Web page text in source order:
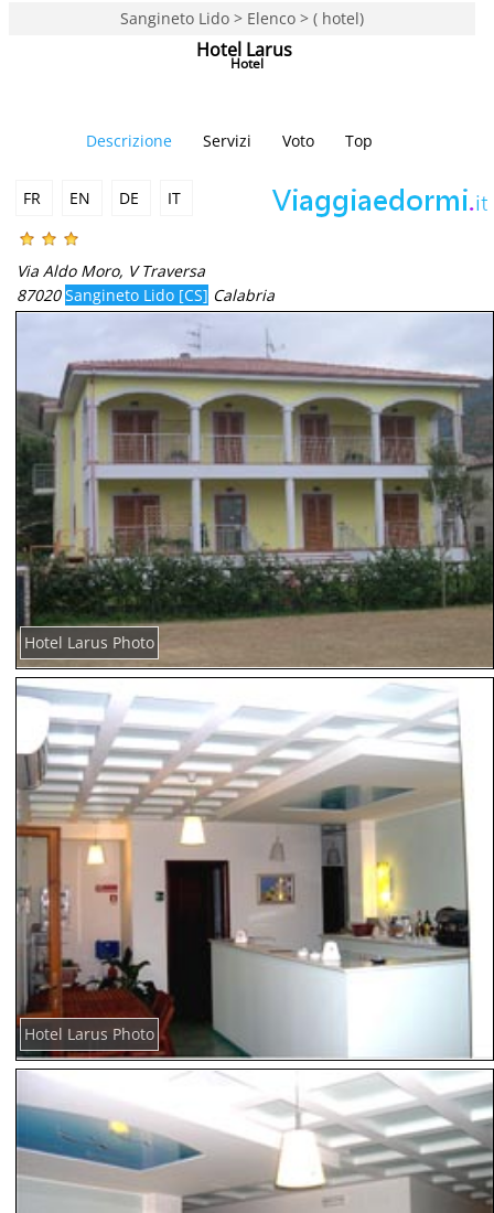
Sangineto Lido > Elenco > ( hotel)
Hotel Larus
Hotel
Descrizione Servizi Voto Top
FR EN DE IT
Via Aldo Moro, V Traversa
87020Sangineto Lido [CS] Calabria
Hotel Larus Photo
Hotel Larus Photo